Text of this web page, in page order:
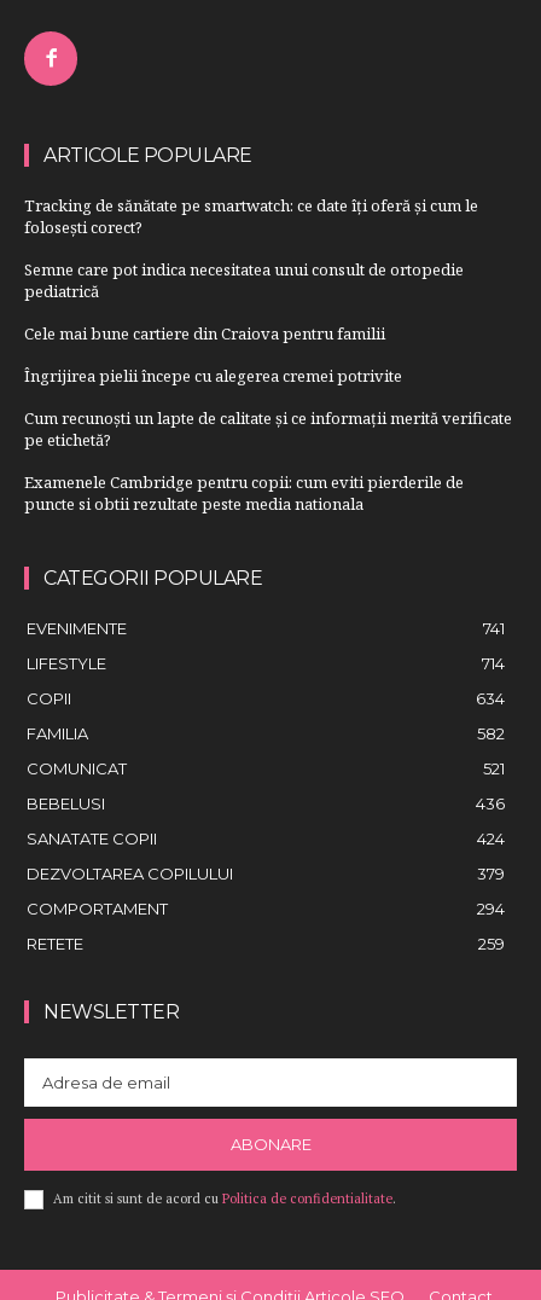
ARTICOLE POPULARE
Tracking de sănătate pe smartwatch: ce date îți oferă și cum le
folosești corect?
Semne care pot indica necesitatea unui consult de ortopedie
pediatrică
Cele mai bune cartiere din Craiova pentru familii
Îngrijirea pielii începe cu alegerea cremei potrivite
Cum recunoști un lapte de calitate și ce informații merită verificate
pe etichetă?
Examenele Cambridge pentru copii: cum eviti pierderile de
puncte si obtii rezultate peste media nationala
CATEGORII POPULARE
EVENIMENTE
741
LIFESTYLE
714
COPII
634
FAMILIA
582
COMUNICAT
521
BEBELUSI
436
SANATATE COPII
424
DEZVOLTAREA COPILULUI
379
COMPORTAMENT
294
RETETE
259
NEWSLETTER
ABONARE
Am citit si sunt de acord cu Politica de confidentialitate.
Publicitate & Termeni și Condiții Articole SEO Contact